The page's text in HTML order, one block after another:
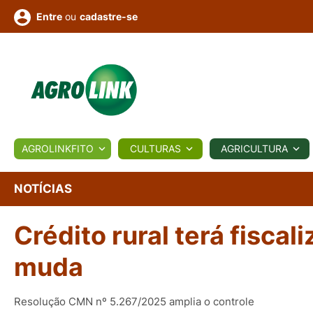
BIOLÓGICOS COTAÇÕES NOTÍCIAS
Conversor Colunistas Eventos
Fotos
e
Vídeos
Entre ou cadastre-se
AGROLINKFITO CULTURAS AGRICULTURA
NOTÍCIAS
Crédito rural terá
muda
Resolução CMN nº 5.267/2025 amplia o controle